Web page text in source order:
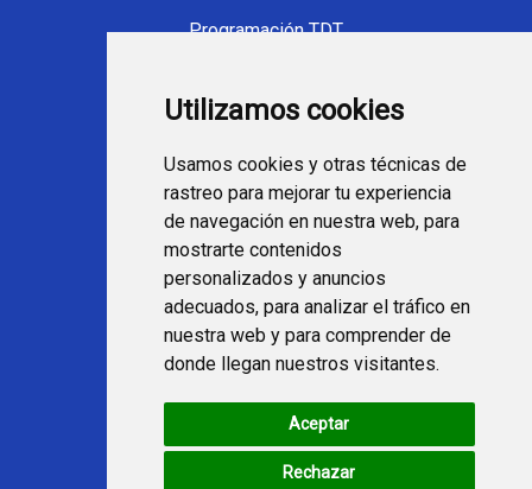
Utilizamos cookies
Usamos cookies y otras técnicas de
rastreo para mejorar tu experiencia
de navegación en nuestra web, para
mostrarte contenidos
personalizados y anuncios
adecuados, para analizar el tráfico en
nuestra web y para comprender de
donde llegan nuestros visitantes.
Aceptar
Rechazar
Programación TDT
Ver TV Online
Fútbol en la tele
Programación en TV
Webs Programa TV
programatv.es
spaintechblog.com
Redes Sociales